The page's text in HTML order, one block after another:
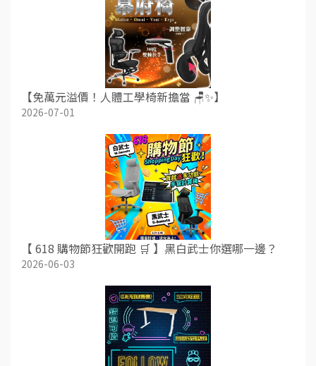
【免萬元溢價！人體工學椅新擔當 🪑✨】
2026-07-01
【 618 購物節狂歡開跑 🛒 】黑白武士你選哪一邊？
2026-06-03